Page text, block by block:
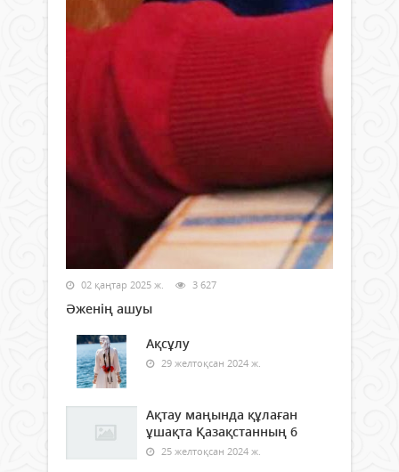
02 қаңтар 2025 ж. 3 627
Әженің ашуы
Ақсұлу
29 желтоқсан 2024 ж.
Ақтау маңында құлаған
ұшақта Қазақстанның 6
25 желтоқсан 2024 ж.